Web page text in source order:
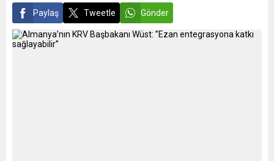
Paylaş Tweetle Gönder